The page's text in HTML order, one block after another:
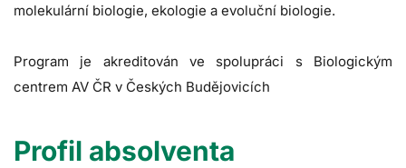
molekulární biologie, ekologie a evoluční biologie.
Program je akreditován ve spolupráci s Biologickým
centrem AV ČR v Českých Budějovicích
Profil absolventa